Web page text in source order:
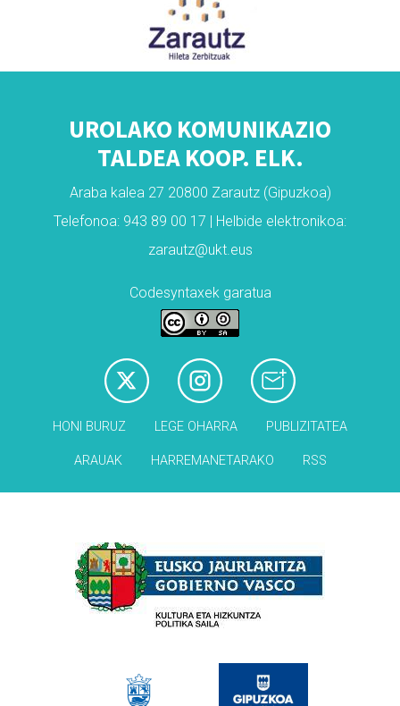
UROLAKO KOMUNIKAZIO
TALDEA KOOP. ELK.
Araba kalea 27 20800 Zarautz (Gipuzkoa)
Telefonoa: 943 89 00 17 | Helbide elektronikoa:
zarautz@ukt.eus
Codesyntaxek garatua
HONI BURUZ LEGE OHARRA PUBLIZITATEA
ARAUAK HARREMANETARAKO RSS